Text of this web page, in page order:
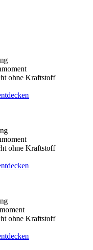
ohne Kraftstoff
ohne Kraftstoff
ohne Kraftstoff